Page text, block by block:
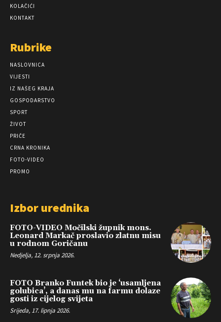
KOLAČIĆI
KONTAKT
Rubrike
NASLOVNICA
VIJESTI
IZ NAŠEG KRAJA
GOSPODARSTVO
SPORT
ŽIVOT
PRIČE
CRNA KRONIKA
FOTO-VIDEO
PROMO
Izbor urednika
FOTO-VIDEO Močilski župnik mons.
Leonard Markač proslavio zlatnu misu
u rodnom Goričanu
Nedjelja, 12. srpnja 2026.
FOTO Branko Funtek bio je ‘usamljena
golubica’, a danas mu na farmu dolaze
gosti iz cijelog svijeta
Srijeda, 17. lipnja 2026.